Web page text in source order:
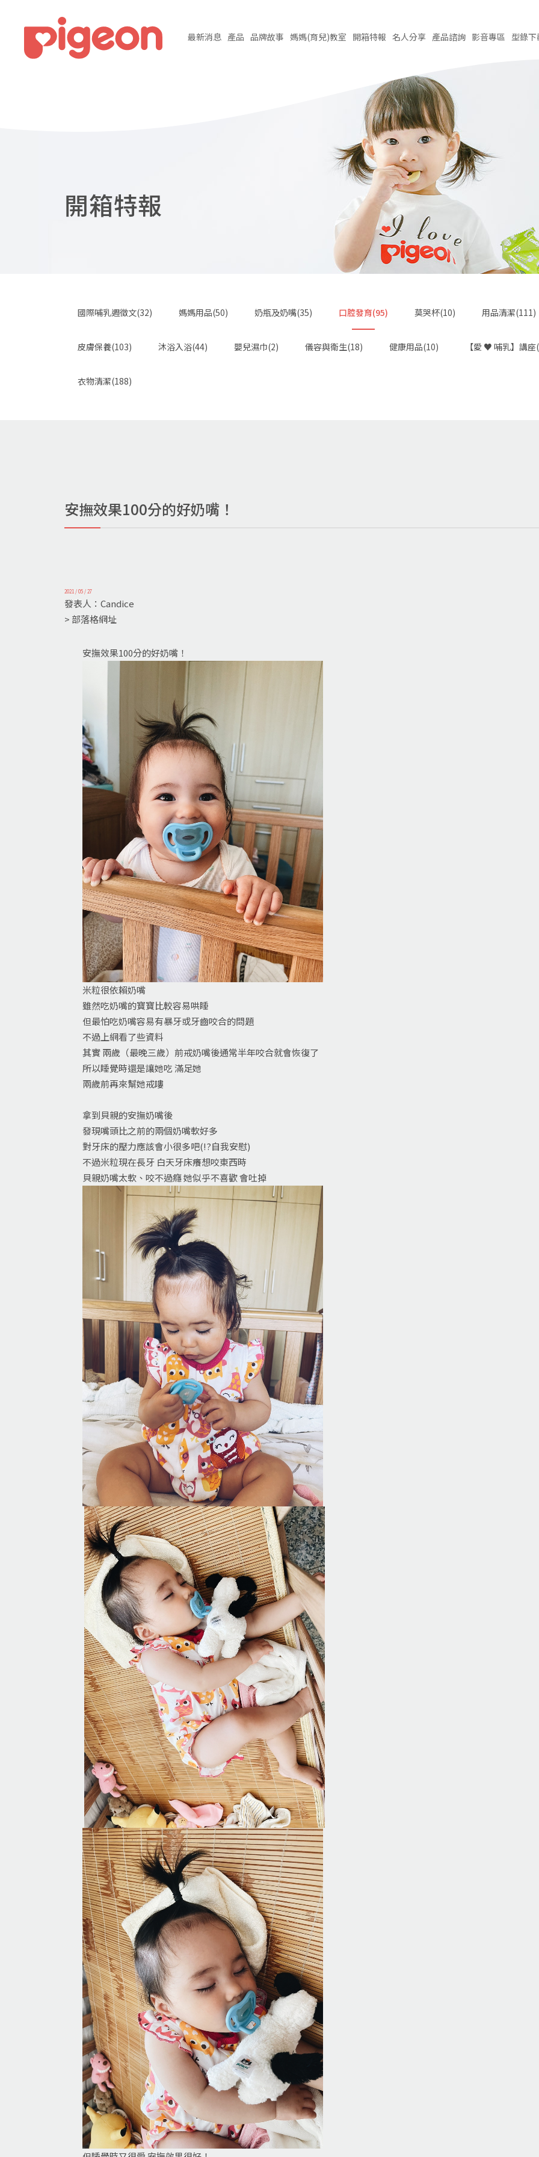
最新消息 產品 品牌故事 媽媽(育兒)教室 開箱特報 名人分享 產品諮詢 影音專區 型錄下
開箱特報
國際哺乳週徵文(32) 媽媽用品(50) 奶瓶及奶嘴(35) 口腔發育(95) 莫哭杯(10) 用品清潔(111)
皮膚保養(103) 沐浴入浴(44) 嬰兒濕巾(2) 儀容與衛生(18) 健康用品(10) 【愛 ♥ 哺乳】講座
衣物清潔(188)
安撫效果100分的好奶嘴！
2021 / 05 / 27
發表人：Candice
> 部落格網址
安撫效果100分的好奶嘴！
米粒很依賴奶嘴
雖然吃奶嘴的寶寶比較容易哄睡
但最怕吃奶嘴容易有暴牙或牙齒咬合的問題
不過上網看了些資料
其實 兩歲（最晚三歲）前戒奶嘴後通常半年咬合就會恢復了
所以睡覺時還是讓她吃 滿足她
兩歲前再來幫她戒嘍
拿到貝親的安撫奶嘴後
發現嘴頭比之前的兩個奶嘴軟好多
對牙床的壓力應該會小很多吧(!?自我安慰)
不過米粒現在長牙 白天牙床癢想咬東西時
貝親奶嘴太軟、咬不過癮 她似乎不喜歡 會吐掉